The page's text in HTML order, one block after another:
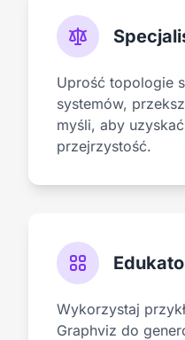
Uprość topologie
systemów,
myśli, aby
przejrzystość.
Wykorzystaj
Graphviz do